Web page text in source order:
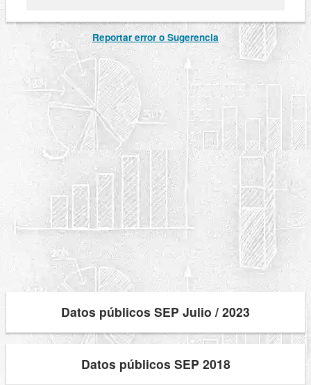
Reportar error o Sugerencia
Datos públicos SEP Julio / 2023
Datos públicos SEP 2018